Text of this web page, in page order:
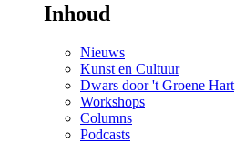
Inhoud
Nieuws
Kunst en Cultuur
Dwars door 't Groene Hart
Workshops
Columns
Podcasts